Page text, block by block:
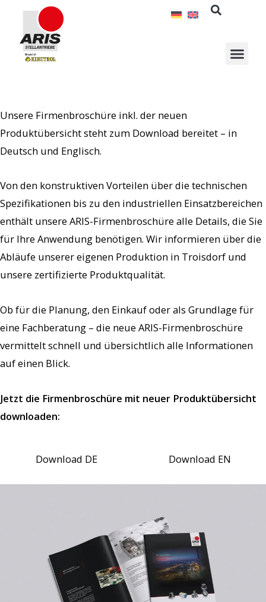
springen
Unsere Firmenbroschüre inkl. der neuen
Produktübersicht steht zum Download bereitet – in
Deutsch und Englisch.
Von den konstruktiven Vorteilen über die technischen
Spezifikationen bis zu den industriellen Einsatzbereichen
enthält unsere ARIS-Firmenbroschüre alle Details, die Sie
für Ihre Anwendung benötigen. Wir informieren über die
Abläufe unserer eigenen Produktion in Troisdorf und
unsere zertifizierte Produktqualität.
Ob für die Planung, den Einkauf oder als Grundlage für
eine Fachberatung – die neue ARIS-Firmenbroschüre
vermittelt schnell und übersichtlich alle Informationen
auf einen Blick.
Jetzt die Firmenbroschüre mit neuer Produktübersicht
downloaden:
Download DE Download EN